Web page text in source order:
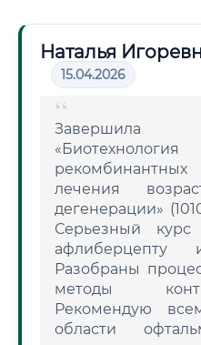
Наталья
15.04.2026
лечения
дегенерации»
Серьезный
афлиберцепту
Разобраны
методы
Рекомендую
области